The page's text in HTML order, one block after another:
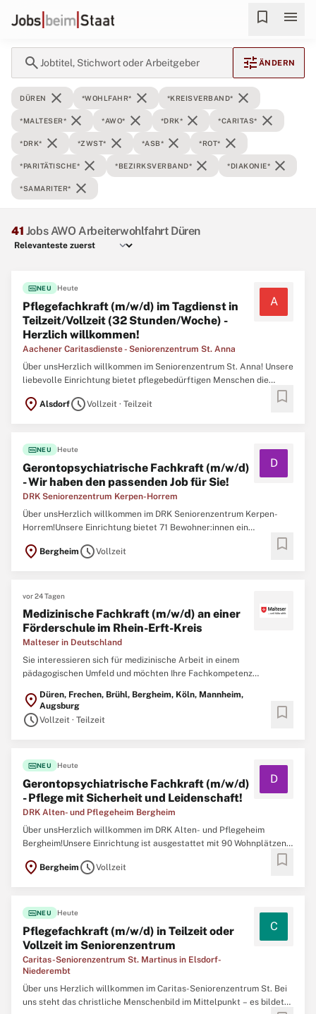
bookmark menu
search Jobtitel, Stichwort oder Arbeitgeber tune ÄNDERN
DÜREN close *WOHLFAHR* close *KREISVERBAND* close
*MALTESER* close *AWO* close *DRK* close *CARITAS* close
*DRK* close *ZWST* close *ASB* close *ROT* close
*PARITÄTISCHE* close *BEZIRKSVERBAND* close *DIAKONIE* close
*SAMARITER* close
41 Jobs AWO Arbeiterwohlfahrt Düren
fiber_newNEU Heute
Pflegefachkraft (m/w/d) im Tagdienst in
Teilzeit/Vollzeit (32 Stunden/Woche) -
Herzlich willkommen!
Aachener Caritasdienste - Seniorenzentrum St. Anna
A
Über unsHerzlich willkommen im Seniorenzentrum St. Anna! Unsere
liebevolle Einrichtung bietet pflegebedürftigen Menschen die
finden und sich dabei rundum wohlzufühlen! Dafür ist unser großes
location_on AlsdorfscheduleVollzeit · Teilzeit bookmark
fiber_newNEU Heute
Gerontopsychiatrische Fachkraft (m/w/d)
- Wir haben den passenden Job für Sie!
DRK Seniorenzentrum Kerpen-Horrem
D
Über unsHerzlich willkommen im DRK Seniorenzentrum Kerpen-
Horrem!Unsere Einrichtung bietet 71 Bewohner:innen ein
liebevolles Zuhause, aufgeteilt in zwei Wohnbereiche, in denen eine
feste Zuteilung für bestmögliche Betreuung sorgt. Als Teil unseres
location_on Bergheim scheduleVollzeit bookmark
vor 24 Tagen
Medizinische Fachkraft (m/w/d) an einer
Förderschule im Rhein-Erft-Kreis
Malteser in Deutschland
Sie interessieren sich für medizinische Arbeit in einem
pädagogischen Umfeld und möchten Ihre Fachkompetenz
genau richtig. Der Malteser Schulbegleitdienst sucht medizinische
Pflegefachkräfte (m/w/d) zur Unterstützung
location_on Düren, Frechen, Brühl, Bergheim, Köln, Mannheim,
Augsburg
scheduleVollzeit · Teilzeit bookmark
fiber_newNEU Heute
Gerontopsychiatrische Fachkraft (m/w/d)
- Pflege mit Sicherheit und Leidenschaft!
DRK Alten- und Pflegeheim Bergheim
D
Über unsHerzlich willkommen im DRK Alten- und Pflegeheim
Bergheim!Unsere Einrichtung ist ausgestattet mit 90 Wohnplätzen,
Doppelzimmern. In jedem Wohnbereich befindet sich ein großer
location_on Bergheim scheduleVollzeit bookmark
fiber_newNEU Heute
Pflegefachkraft (m/w/d) in Teilzeit oder
Vollzeit im Seniorenzentrum
Caritas-Seniorenzentrum St. Martinus in Elsdorf-
Niederembt
C
Über uns Herzlich willkommen im Caritas-Seniorenzentrum St. Bei
uns steht das christliche Menschenbild im Mittelpunkt – es bildet